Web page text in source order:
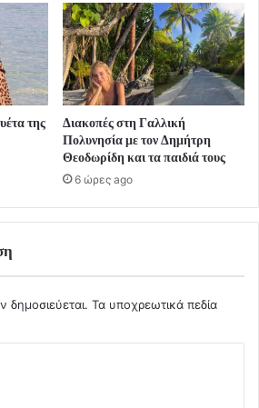
της
Διακοπές στη Γαλλική
Πολυνησία με τον Δημήτρη
Θεοδωρίδη και τα παιδιά τους
6 ώρες ago
δημοσιεύεται. Τα υποχρεωτικά πεδία